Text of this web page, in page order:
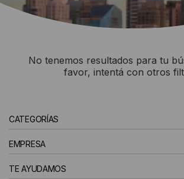
No tenemos resultados para tu
favor, intentá con otros
CATEGORÍAS
EMPRESA
TE AYUDAMOS